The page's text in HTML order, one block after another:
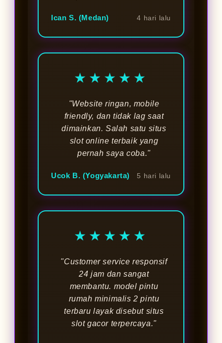
Ican S. (Medan) 4 hari lalu
★★★★★
"Website ringan, mobile
friendly, dan tidak lag saat
dimainkan. Salah satu situs
slot online terbaik yang
pernah saya coba."
Ucok B. (Yogyakarta) 5 hari lalu
★★★★★
"Customer service responsif
24 jam dan sangat
membantu. model pintu
rumah minimalis 2 pintu
terbaru layak disebut situs
slot gacor terpercaya."